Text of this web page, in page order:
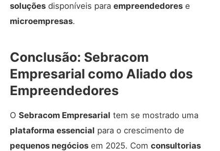
soluções disponíveis para empreendedores e
microempresas.
Conclusão: Sebracom
Empresarial como Aliado dos
Empreendedores
O Sebracom Empresarial tem se mostrado uma
plataforma essencial para o crescimento de
pequenos negócios em 2025. Com consultorias